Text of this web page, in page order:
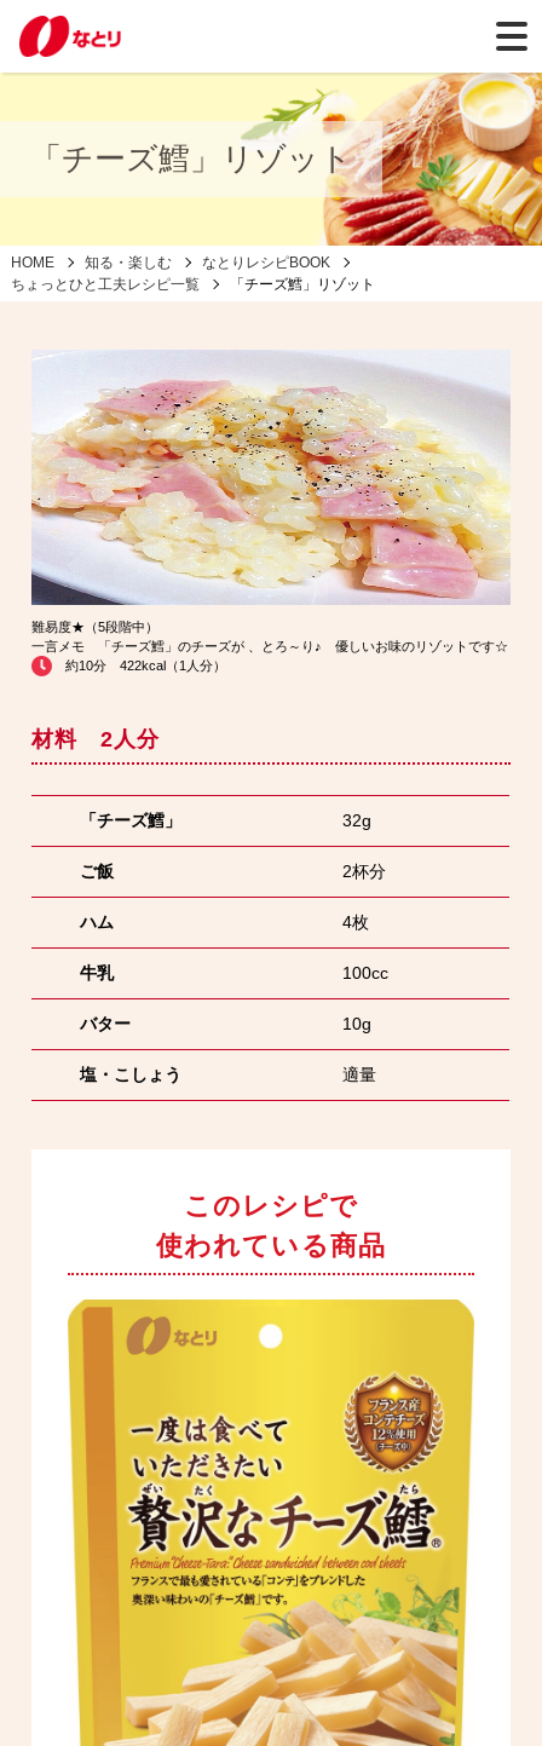
「チーズ鱈」リゾット
HOME 知る・楽しむ
なとりレシピBOOK
ちょっとひと工夫レシピ一覧
「チーズ鱈」リゾット
難易度★（5段階中）
一言メモ 「チーズ鱈」のチーズが 、とろ～り♪ 優しいお味のリゾットです☆
約10分 422kcal（1人分）
材料 2人分
「チーズ鱈」 32g
ご飯 2杯分
ハム 4枚
牛乳 100cc
バター 10g
塩・こしょう 適量
このレシピで
使われている商品